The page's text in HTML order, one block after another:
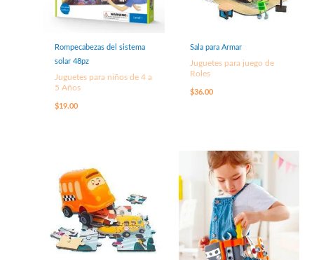
Rompecabezas del sistema
solar 48pz
Juguetes para niños de 4 a
5 Años
$19.00
Sala para Armar
Juguetes para juego de
Roles
$36.00